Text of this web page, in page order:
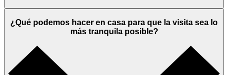
¿Qué podemos hacer en casa para que la visita sea lo
más tranquila posible?